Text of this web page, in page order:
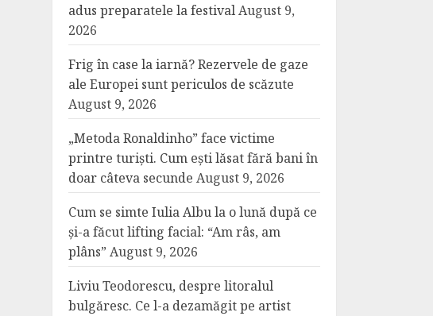
adus preparatele la festivalAugust 9,
2026
Frig în case la iarnă? Rezervele de gaze
ale Europei sunt periculos de scăzute
August 9, 2026
„Metoda Ronaldinho” face victime
printre turiști. Cum ești lăsat fără bani în
doar câteva secunde August 9, 2026
Cum se simte Iulia Albu la o lună după ce
și-a făcut lifting facial: “Am râs, am
plâns” August 9, 2026
Liviu Teodorescu, despre litoralul
bulgăresc. Ce l-a dezamăgit pe artist